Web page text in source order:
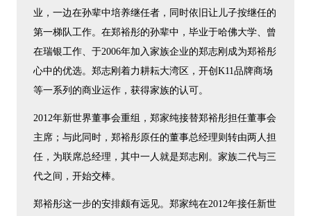
业，一边在孙辈中培养继任者，同时依旧让儿子按继任的
第一梯队工作。在郑裕彤的孙辈中，毕业于哈佛大学、曾
在瑞银工作、于2006年加入家族企业的郑志刚成为郑裕彤
心中的优选。郑志刚着力耕耘大湾区，开创K11品牌商场
等一系列的商业运作，获得家族的认可。
2012年新世界董事会重组，郑家纯接替郑裕彤担任董事会
主席；与此同时，郑裕彤原任的董事总经理则转由两人担
任，为联席总经理，其中一人就是郑志刚。家族二代与三
代之间，开始交棒。
郑裕彤这一步的安排颇有远见。郑家纯在2012年接任新世